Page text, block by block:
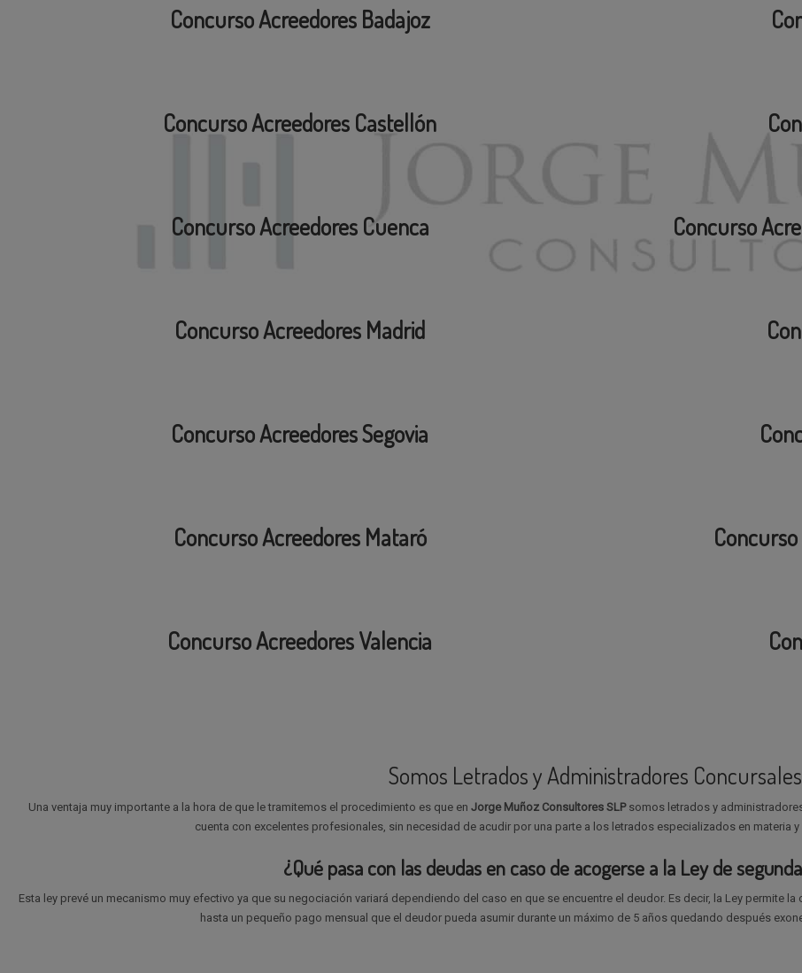
Concurso Acreedores Badajoz
Concurso Acreedores Castellón
Concurso Acreedores Cuenca
Concurso Acreedores Madrid
Concurso Acreedores Segovia
Concurso Acreedores Mataró
Concurso Acreedores Valencia
Concurso
Somos Letrados y Administradores Concursales
Una ventaja muy importante a la hora de que le tramitemos el procedimiento es que en Jorge Muñoz Consultores SLP somos letrados y
cuenta con excelentes profesionales, sin necesidad de acudir por una parte a los letrados especializados en materia
¿Qué pasa con las deudas en caso de acogerse a la Ley de
Esta ley prevé un mecanismo muy efectivo ya que su negociación variará dependiendo del caso en que se encuentre el deudor. Es decir, la Ley permite
hasta un pequeño pago mensual que el deudor pueda asumir durante un máximo de 5 años quedando después